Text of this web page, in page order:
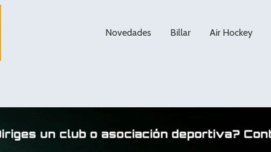
Novedades Billar Air Hockey